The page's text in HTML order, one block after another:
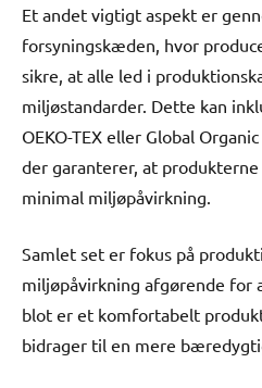
Et andet vigtigt aspekt er
forsyningskæden, hvor
sikre, at alle led i
miljøstandarder. Dette kan
OEKO-TEX eller Global
der garanterer, at
minimal miljøpåvirkning.
Samlet set er fokus på
miljøpåvirkning afgørende for
blot er et komfortabelt
bidrager til en mere